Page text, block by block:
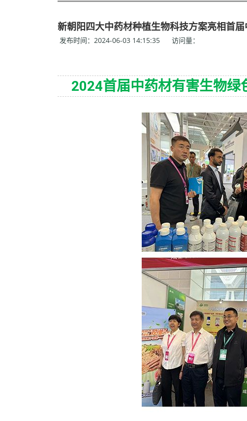
新朝阳四大中药材种植生物科技方案亮相首
发布时间：2024-06-03 14:15:35 访问量：
2024首届中药材有害生物绿